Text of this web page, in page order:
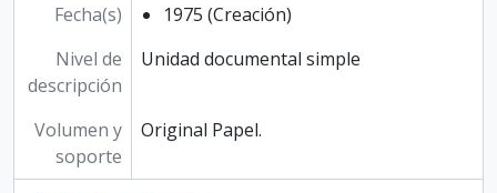
Fecha(s)
1975 (Creación)
Nivel de
descripción
Unidad documental simple
Volumen y
soporte
Original Papel.